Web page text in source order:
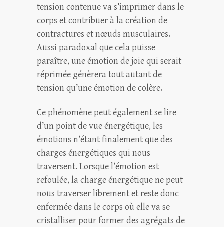
tension contenue va s’imprimer dans le
corps et contribuer à la création de
contractures et nœuds musculaires.
Aussi paradoxal que cela puisse
paraître, une émotion de joie qui serait
réprimée génèrera tout autant de
tension qu’une émotion de colère.
Ce phénomène peut également se lire
d’un point de vue énergétique, les
émotions n’étant finalement que des
charges énergétiques qui nous
traversent. Lorsque l’émotion est
refoulée, la charge énergétique ne peut
nous traverser librement et reste donc
enfermée dans le corps où elle va se
cristalliser pour former des agrégats de